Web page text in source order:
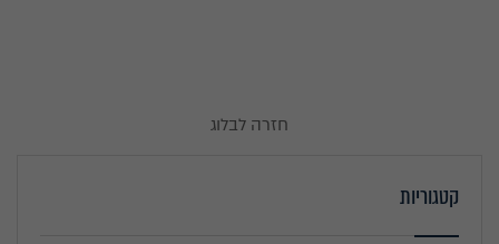
חזרה לבלוג
קטגוריות